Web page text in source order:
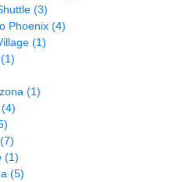
(3)
Phoenix (4)
(1)
(1)
(1)
(4)
(7)
(1)
(5)